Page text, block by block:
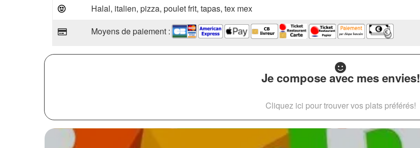
Halal, italien, pizza, poulet frit, tapas, tex mex
Moyens de paiement :
Je compose avec mes envies!
Cliquez ici pour trouver vos plats préférés!